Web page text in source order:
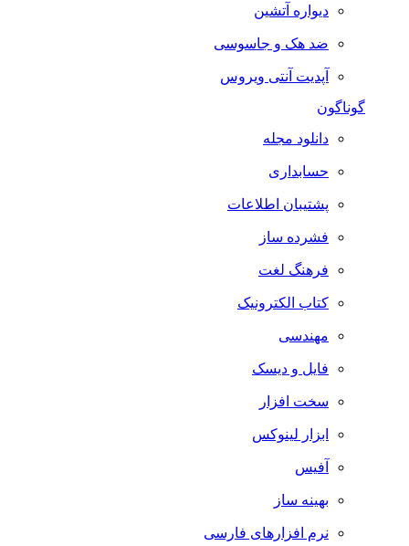
دیواره آتشین
ضد هک و جاسوسی
آپدیت آنتی ویروس
گوناگون
دانلود مجله
حسابداری
پشتیبان اطلاعات
فشرده ساز
فرهنگ لغت
کتاب الکترونیک
مهندسی
فایل و دیسک
سخت افزار
ابزار لینوکس
آفیس
بهینه ساز
نرم افزارهای فارسی